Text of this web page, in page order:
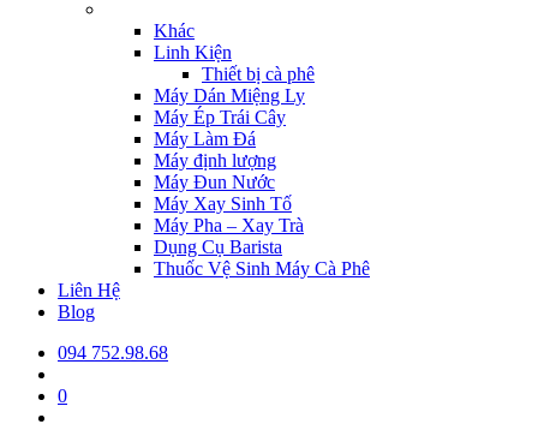
Khác
Linh Kiện
Thiết bị cà phê
Máy Dán Miệng Ly
Máy Ép Trái Cây
Máy Làm Đá
Máy định lượng
Máy Đun Nước
Máy Xay Sinh Tố
Máy Pha – Xay Trà
Dụng Cụ Barista
Thuốc Vệ Sinh Máy Cà Phê
Liên Hệ
Blog
094 752.98.68
0